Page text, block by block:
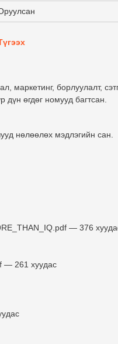
маркетинг, борлуулалт,
дүн өгдөг номууд багтсан.
нөлөөлөх мэдлэгийн сан
— 376
— 261 хуудас